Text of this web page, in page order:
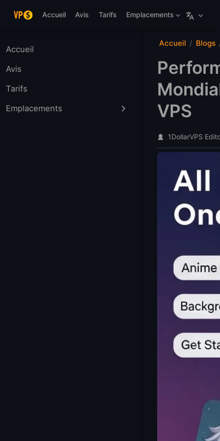
Accueil
Avis Tarifs Emplacements
Accueil
Avis
Tarifs
Emplacements
Accueil Blogs
VPS
1DollarVPS